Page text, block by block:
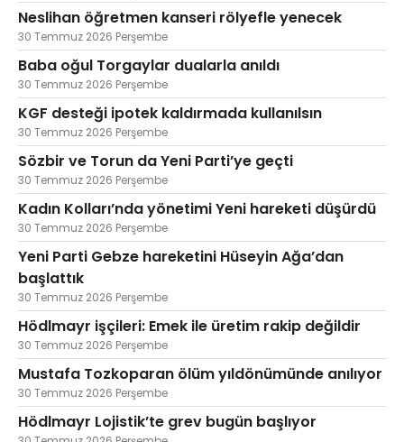
Neslihan öğretmen kanseri rölyefle yenecek
30 Temmuz 2026 Perşembe
Baba oğul Torgaylar dualarla anıldı
30 Temmuz 2026 Perşembe
KGF desteği ipotek kaldırmada kullanılsın
30 Temmuz 2026 Perşembe
Sözbir ve Torun da Yeni Parti’ye geçti
30 Temmuz 2026 Perşembe
Kadın Kolları’nda yönetimi Yeni hareketi düşürdü
30 Temmuz 2026 Perşembe
Yeni Parti Gebze hareketini Hüseyin Ağa’dan
başlattık
30 Temmuz 2026 Perşembe
Hödlmayr işçileri: Emek ile üretim rakip değildir
30 Temmuz 2026 Perşembe
Mustafa Tozkoparan ölüm yıldönümünde anılıyor
30 Temmuz 2026 Perşembe
Hödlmayr Lojistik’te grev bugün başlıyor